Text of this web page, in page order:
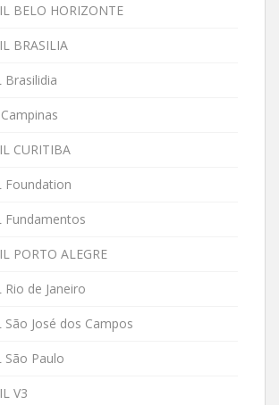
BELO HORIZONTE
BRASILIA
Brasilidia
CURITIBA
Foundation
Fundamentos
PORTO ALEGRE
Rio de Janeiro
São José dos Campos
São Paulo
V3